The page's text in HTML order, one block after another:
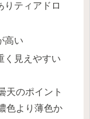
りティアドロ
高い
く見えやすい
天のポイント
色より薄色か